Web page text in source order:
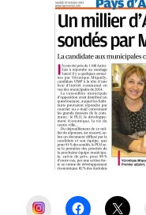
INSTAGRAM